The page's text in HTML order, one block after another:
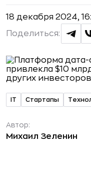
18 декабря 2024,
Поделиться:
IT Стартапы
Автор:
Михаил Зеленин